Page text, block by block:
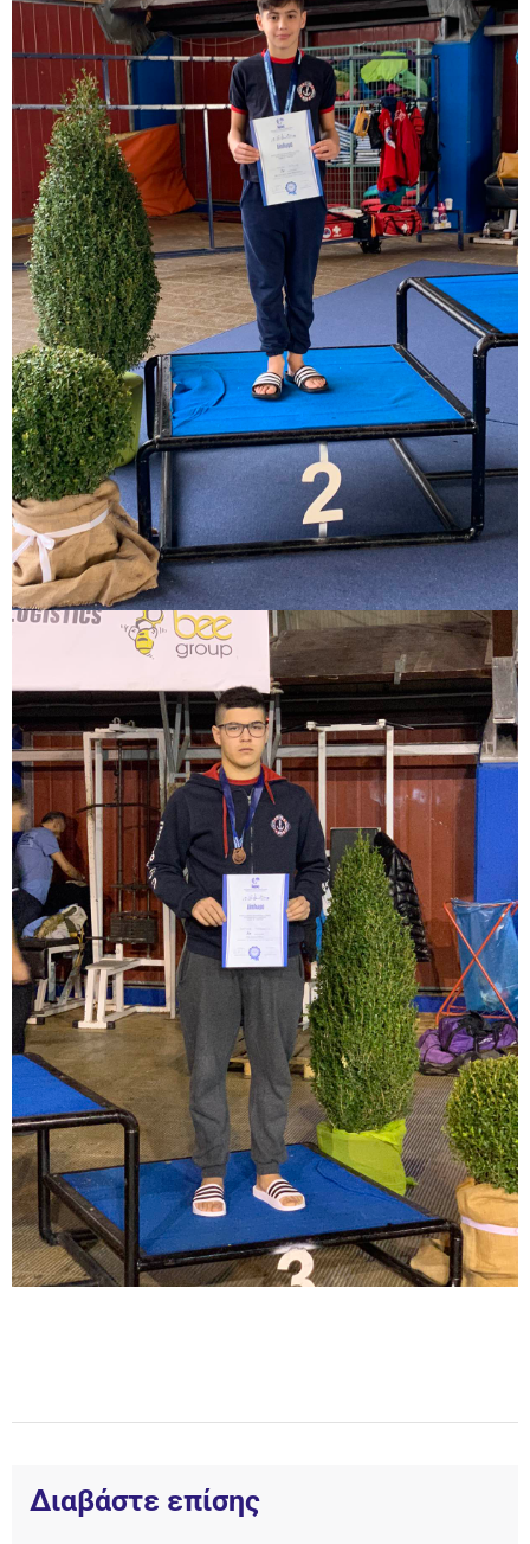
Διαβάστε επίσης